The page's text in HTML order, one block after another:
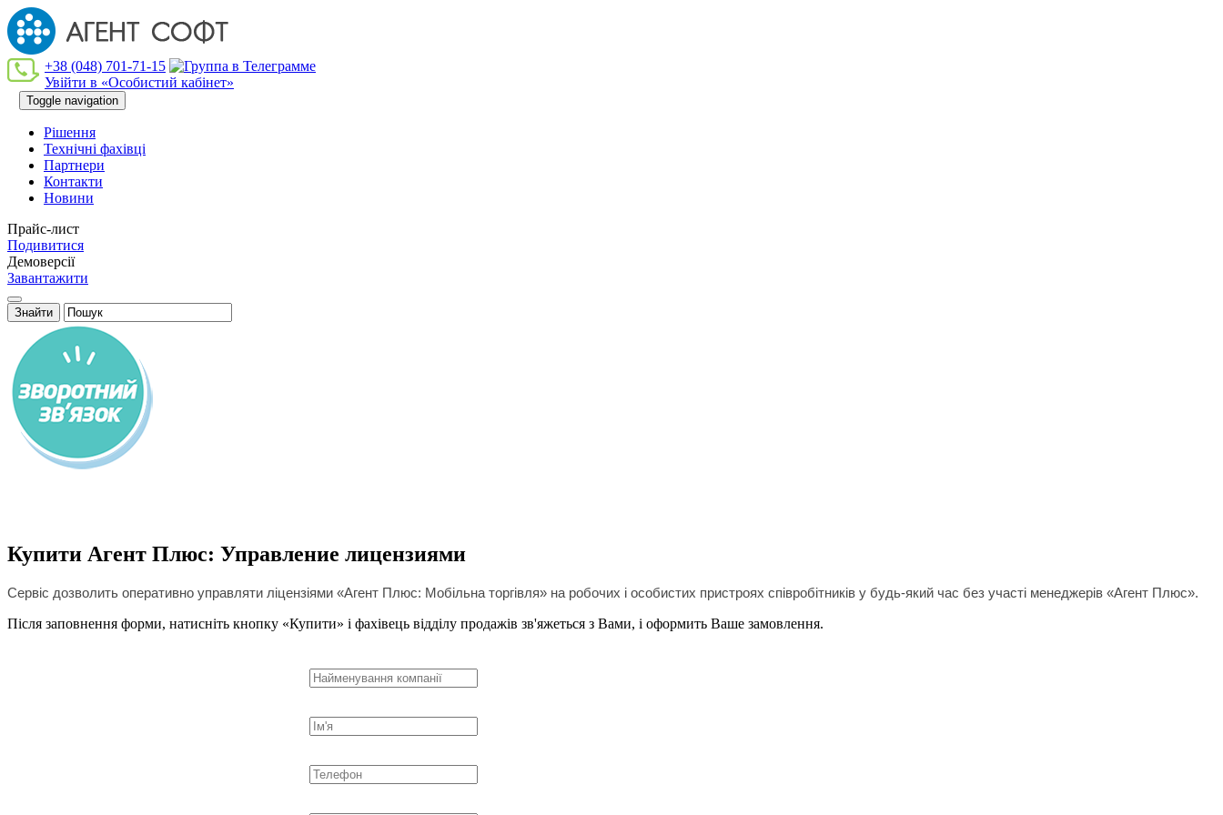
+38 (048) 701-71-15
Увійти в «Особистий кабінет»
Toggle navigation
Рішення
Технiчнi фахiвцi
Партнери
Контакти
Новини
Прайс-лист
Подивитися
Демоверсії
Завантажити
Купити Агент Плюс: Управление лицензиями
Сервіс дозволить оперативно управляти ліцензіями «Агент Плюс: Мобільна торгівля» на робочих і особистих пристроях співробітників у будь-який час без участі менеджерів «Агент Плюс».
Після заповнення форми, натисніть кнопку «Купити» і фахівець відділу продажів зв'яжеться з Вами, і оформить Ваше замовлення.